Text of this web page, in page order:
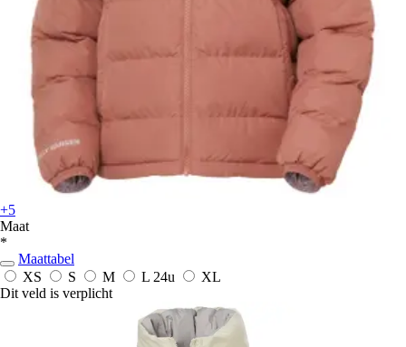
+5
Maat
*
Maattabel
XS
S M L 24u
XL
Dit veld is verplicht